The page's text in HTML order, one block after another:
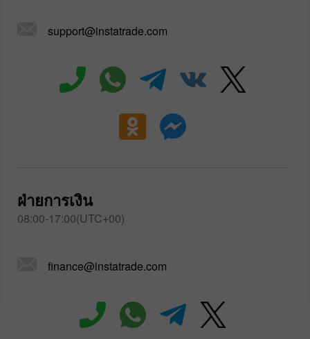
support@instatrade.com
ฝ่ายการเงิน
08:00-17:00(UTC+00)
finance@instatrade.com